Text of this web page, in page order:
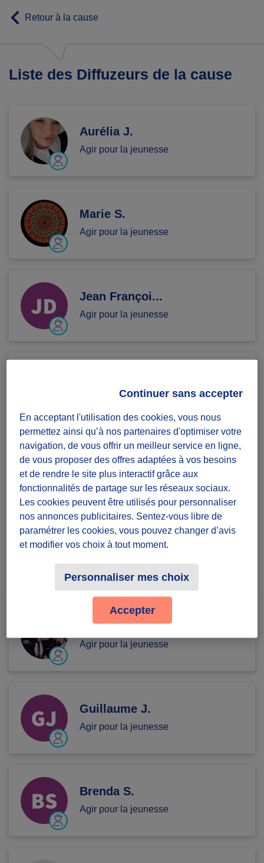
Retour à la cause
Liste des Diffuzeurs de la cause
Aurélia J.
Agir pour la jeunesse
Marie S.
Agir pour la jeunesse
Jean Françoi...
Agir pour la jeunesse
Agir pour la jeunesse
Minina M.
Agir pour la jeunesse
Elisa L.
Agir pour la jeunesse
lindsay L.
Agir pour la jeunesse
Guillaume J.
Agir pour la jeunesse
Brenda S.
Agir pour la jeunesse
En acceptant l'utilisation des cookies, vous nous
permettez ainsi qu’à nos partenaires d'optimiser votre
navigation, de vous offrir un meilleur service en ligne,
de vous proposer des offres adaptées à vos besoins
et de rendre le site plus interactif grâce aux
fonctionnalités de partage sur les réseaux sociaux.
Les cookies peuvent être utilisés pour personnaliser
nos annonces publicitaires. Sentez-vous libre de
paramétrer les cookies, vous pouvez changer d’avis
et modifier vos choix à tout moment.
Personnaliser mes choix
Continuer sans accepter
Accepter